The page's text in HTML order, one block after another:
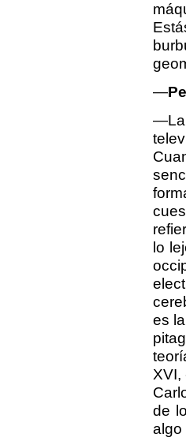
—
—La
lo
es
XVI,
de
algo